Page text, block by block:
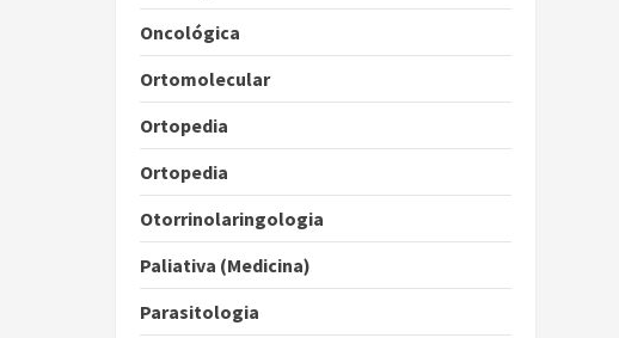
Oncológica
Ortomolecular
Ortopedia
Ortopedia
Otorrinolaringologia
Paliativa (Medicina)
Parasitologia